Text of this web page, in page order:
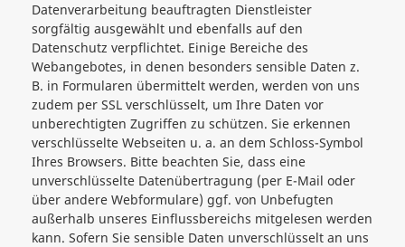
Datenverarbeitung beauftragten Dienstleister
sorgfältig ausgewählt und ebenfalls auf den
Datenschutz verpflichtet. Einige Bereiche des
Webangebotes, in denen besonders sensible Daten z.
B. in Formularen übermittelt werden, werden von uns
zudem per SSL verschlüsselt, um Ihre Daten vor
unberechtigten Zugriffen zu schützen. Sie erkennen
verschlüsselte Webseiten u. a. an dem Schloss-Symbol
Ihres Browsers. Bitte beachten Sie, dass eine
unverschlüsselte Datenübertragung (per E-Mail oder
über andere Webformulare) ggf. von Unbefugten
außerhalb unseres Einflussbereichs mitgelesen werden
kann. Sofern Sie sensible Daten unverschlüsselt an uns